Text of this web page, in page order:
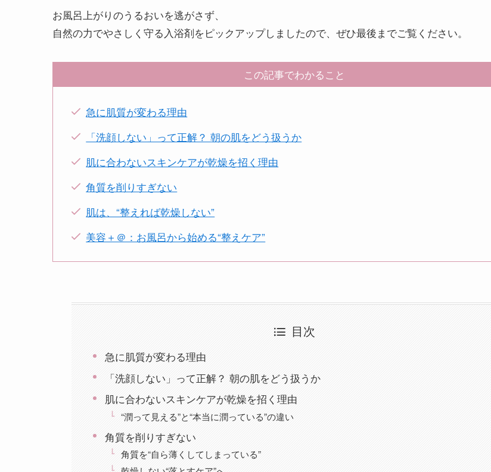
お風呂上がりのうるおいを逃がさず、
自然の力でやさしく守る入浴剤をピックアップしましたので、ぜひ最後までご覧ください。
この記事でわかること
急に肌質が変わる理由
「洗顔しない」って正解？ 朝の肌をどう扱うか
肌に合わないスキンケアが乾燥を招く理由
角質を削りすぎない
肌は、“整えれば乾燥しない”
美容＋＠：お風呂から始める“整えケア”
目次
急に肌質が変わる理由
「洗顔しない」って正解？ 朝の肌をどう扱うか
肌に合わないスキンケアが乾燥を招く理由
“潤って見える”と“本当に潤っている”の違い
角質を削りすぎない
角質を“自ら薄くしてしまっている”